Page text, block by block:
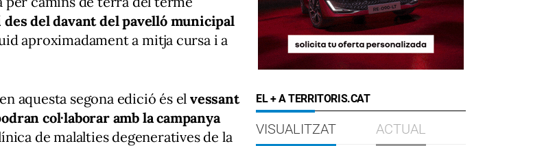
del davant del pavelló municipal
aproximadament a mitja cursa i a
aquesta segona edició és el vessant
col·laborar amb la campanya
de malalties degeneratives de la
EL + A TERRITORIS.CAT
VISUALITZAT ACTUAL